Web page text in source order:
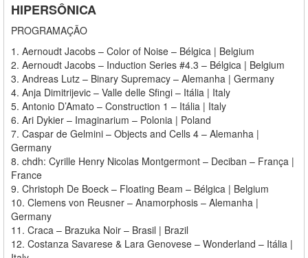
HIPERSÔNICA
PROGRAMAÇÃO
1. Aernoudt Jacobs – Color of Noise – Bélgica | Belgium
2. Aernoudt Jacobs – Induction Series #4.3 – Bélgica | Belgium
3. Andreas Lutz – Binary Supremacy – Alemanha | Germany
4. Anja Dimitrijevic – Valle delle Sfingi – Itália | Italy
5. Antonio D’Amato – Construction 1 – Itália | Italy
6. Ari Dykier – Imaginarium – Polonia | Poland
7. Caspar de Gelmini – Objects and Cells 4 – Alemanha |
Germany
8. chdh: Cyrille Henry Nicolas Montgermont – Deciban – França |
France
9. Christoph De Boeck – Floating Beam – Bélgica | Belgium
10. Clemens von Reusner – Anamorphosis – Alemanha |
Germany
11. Craca – Brazuka Noir – Brasil | Brazil
12. Costanza Savarese & Lara Genovese – Wonderland – Itália |